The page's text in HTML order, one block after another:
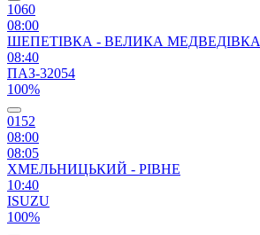
1060
08:00
ШЕПЕТІВКА - ВЕЛИКА МЕДВЕДІВКА
08:40
ПАЗ-32054
100%
0152
08:00
08:05
ХМЕЛЬНИЦЬКИЙ - РІВНЕ
10:40
ISUZU
100%